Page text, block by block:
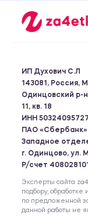
ИП Духович С.Л
143081, Россия,
Одинцовский р-
11, кв. 18
ИНН
ПАО
Западное
г. Одинцово, ул.
Р/счет
Эксперты сайта
подбору,
по предложенной
данной работы не